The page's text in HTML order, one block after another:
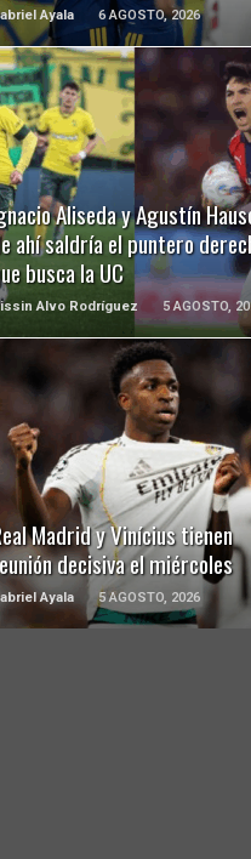
Ayala 6 AGOSTO, 2026
Aliseda y Agustín
ahí saldría el puntero
busca la UC
Alvo Rodríguez 5 AGOSTO,
LEER MÁS
Madrid y Vinícius tienen
decisiva el miércoles
Ayala 5 AGOSTO, 2026
LEER MÁS